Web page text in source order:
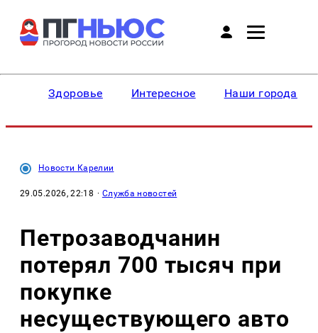
Здоровье Интересное Наши города
Новости Карелии
29.05.2026, 22:18 · Служба новостей
Петрозаводчанин
потерял 700 тысяч при
покупке
несуществующего авто